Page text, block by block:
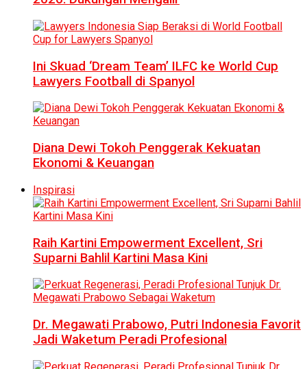
Ini Skuad ‘Dream Team’ ILFC ke World Cup
Lawyers Football di Spanyol
Diana Dewi Tokoh Penggerak Kekuatan
Ekonomi & Keuangan
Inspirasi
Raih Kartini Empowerment Excellent, Sri
Suparni Bahlil Kartini Masa Kini
Dr. Megawati Prabowo, Putri Indonesia Favorit
Jadi Waketum Peradi Profesional